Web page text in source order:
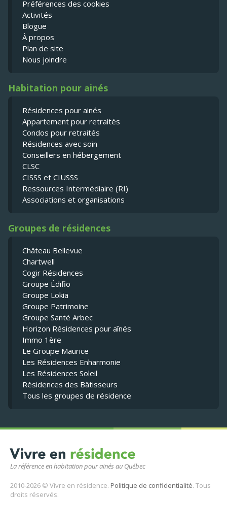
La référence en habitation pour ainés au Québec
2010-2026 © Vivre en résidence. Politique de confidentialité. Tous
droits réservés.
Préférences des cookies
Activités
Blogue
À propos
Plan de site
Nous joindre
Habitation pour ainés
Résidences pour ainés
Appartement pour retraités
Condos pour retraités
Résidences avec soin
Conseillers en hébergement
CLSC
CISSS et CIUSSS
Ressources Intermédiaire (RI)
Associations et organisations
Groupes de résidences
Château Bellevue
Chartwell
Cogir Résidences
Groupe Édifio
Groupe Lokia
Groupe Patrimoine
Groupe Santé Arbec
Horizon Résidences pour aînés
Immo 1ère
Le Groupe Maurice
Les Résidences Enharmonie
Les Résidences Soleil
Résidences des Bâtisseurs
Tous les groupes de résidence